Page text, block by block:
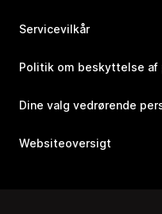
Servicevilkår
Politik om beskyttelse af
Dine valg vedrørende
Websiteoversigt